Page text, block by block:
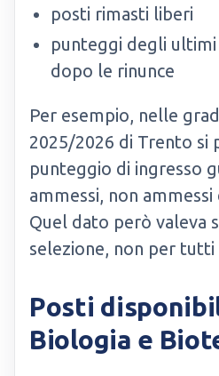
posti rimasti liberi
punteggi degli
dopo le rinunce
Per esempio, nelle
2025/2026 di Trento si
punteggio di ingresso
ammessi, non
Quel dato però valeva
selezione, non per tutti
Posti
Biologia e